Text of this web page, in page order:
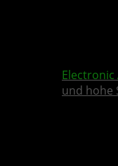
Electronic
und hohe